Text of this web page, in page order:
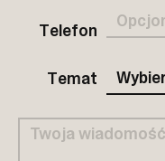
Telefon
Temat Inny